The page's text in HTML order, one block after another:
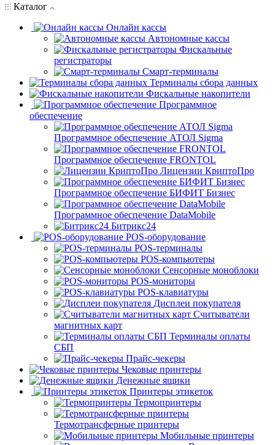
Каталог
Онлайн кассы
Автономные кассы
Фискальные
регистраторы
Смарт-терминалы
Терминалы сбора данных
Фискальные накопители
Программное
обеспечение
Программное обеспечение АТОЛ Sigma
Программное обеспечение FRONTOL
Лицензии КриптоПро
Программное обеспечение БИФИТ Бизнес
Программное обеспечение DataMobile
Битрикс24
POS-оборудование
POS-терминалы
POS-компьютеры
Сенсорные моноблоки
POS-мониторы
POS-клавиатуры
Дисплеи покупателя
Считыватели
магнитных карт
Терминалы оплаты
СБП
Прайс-чекеры
Чековые принтеры
Денежные ящики
Принтеры этикеток
Термопринтеры
Термотрансферные принтеры
Мобильные принтеры